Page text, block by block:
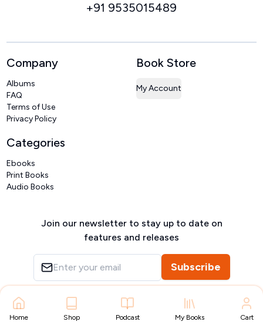
+91 9535015489
Company
Albums
FAQ
Terms of Use
Privacy Policy
Book Store
My Account
Categories
Ebooks
Print Books
Audio Books
Join our newsletter to stay up to date on
features and releases
Subscribe
2026 – All rights reserved
Home Shop Podcast My Books Cart